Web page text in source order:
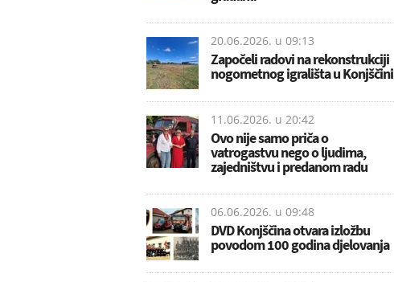
20.06.2026. u 09:13
Započeli radovi na rekonstrukciji
nogometnog igrališta u Konjščini
11.06.2026. u 20:42
Ovo nije samo priča o
vatrogastvu nego o ljudima,
zajedništvu i predanom radu
06.06.2026. u 09:48
DVD Konjščina otvara izložbu
povodom 100 godina djelovanja